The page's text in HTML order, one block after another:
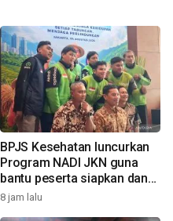
BPJS Kesehatan luncurkan
Program NADI JKN guna
bantu peserta siapkan dana
iuran
8 jam lalu